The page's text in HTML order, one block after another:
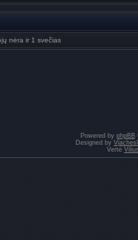
nėra ir 1 svečias
Powered by phpBB
Designed by
Vertė